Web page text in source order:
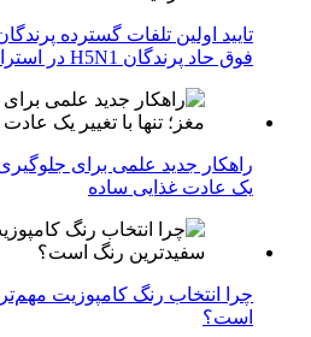
تایید اولین تلفات گسترده
فوق حاد پرندگان H5N1 در استرالیا
راهکار جدید علمی برای جلوگیری
یک عادت غذایی ساده
چرا انتخاب رنگ کامپوزیت
است؟